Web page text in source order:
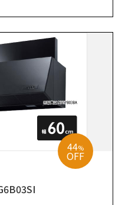
44%
OFF